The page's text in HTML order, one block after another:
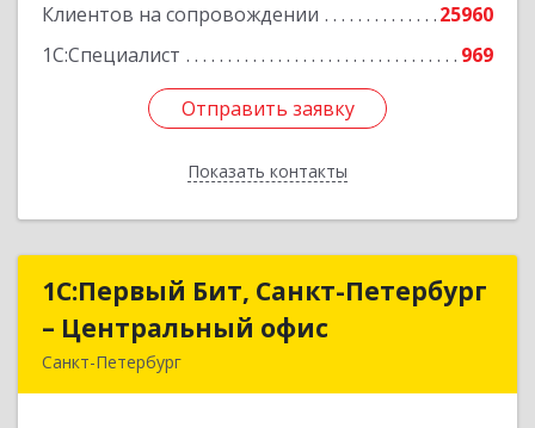
Клиентов на сопровождении
25960
1С:Специалист
969
Отправить заявку
Показать контакты
Отправить заявку
Назад
1С:Первый Бит, Санкт-Петербург
– Центральный офис
Санкт-Петербург
1С:Первый Бит, Санкт-Петербург
– Центральный офис